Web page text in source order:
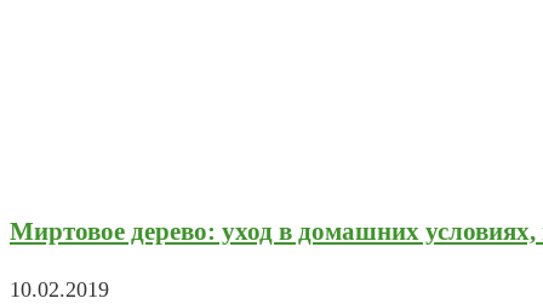
Миртовое дерево: уход в домашних условиях,
10.02.2019